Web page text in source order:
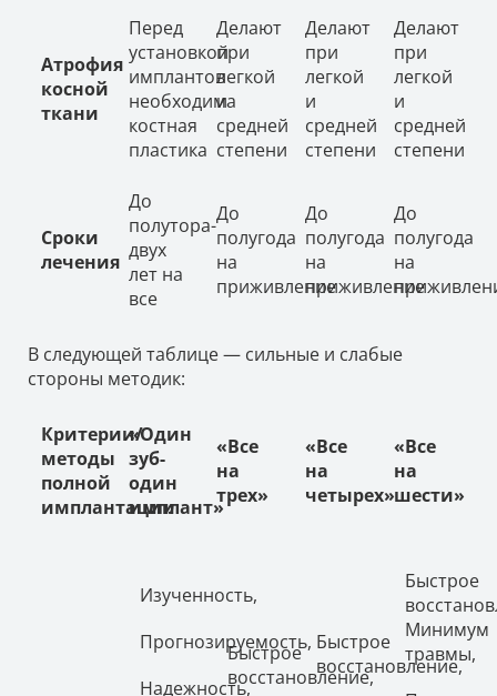
Атрофия
косной
ткани
Перед
установкой
имплантов
необходима
костная
пластика
Делают
при
легкой
и
средней
степени
Делают
при
легкой
и
средней
степени
Делают
при
легкой
и
средней
степени
Сроки
лечения
До
полутора-
двух
лет на
все
До
полугода
на
приживление
До
полугода
на
приживление
До
полугода
на
В следующей таблице — сильные и слабые
стороны методик:
Критерии/
методы
полной
имплантации
«Один
зуб-
один
имплант»
«Все
на
трех»
«Все
на
четырех»
«Все
на
шести»
Изученность,
Прогнозируемость,
Надежность,
Быстрое
восстановление,
Быстрое
восстановление,
Быстрое
Минимум
травмы,